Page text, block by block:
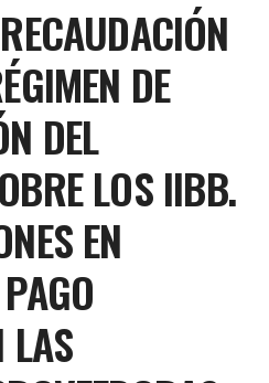
DE
DEL
LOS IIBB.
EN
LAS